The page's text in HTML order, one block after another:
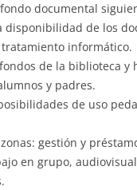
documental
disponibilidad de los
informático.
de la biblioteca y
y padres.
de uso
gestión y
en grupo,